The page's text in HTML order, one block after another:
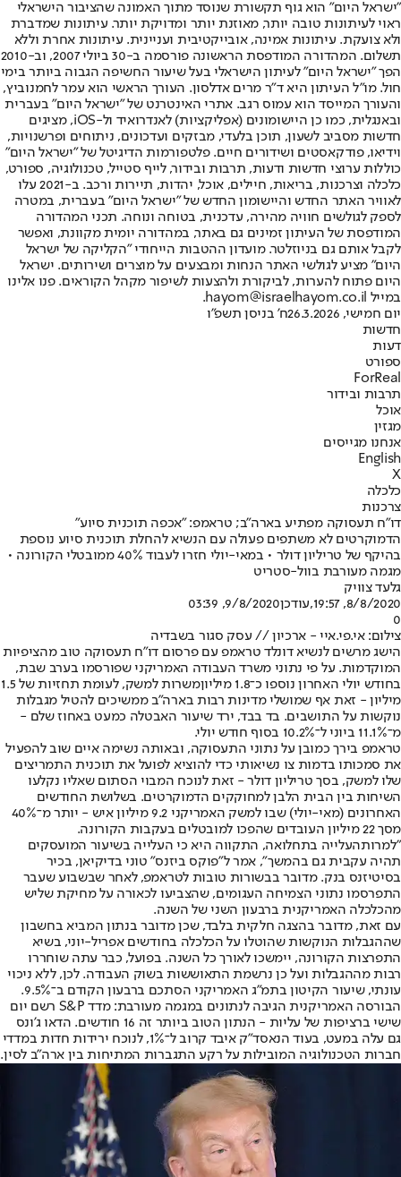
"ישראל היום" הוא גוף תקשורת שנוסד מתוך האמונה שהציבור הישראלי
ראוי לעיתונות טובה יותר, מאוזנת יותר ומדויקת יותר. עיתונות שמדברת
ולא צועקת. עיתונות אמינה, אובייקטיבית ועניינית. עיתונות אחרת וללא
תשלום. המהדורה המודפסת הראשונה פורסמה ב-30 ביולי 2007, וב-2010
הפך "ישראל היום" לעיתון הישראלי בעל שיעור החשיפה הגבוה ביותר בימי
חול. מו"ל העיתון היא ד"ר מרים אדלסון. העורך הראשי הוא עמר לחמנוביץ,
והעורך המייסד הוא עמוס רגב. אתרי האינטרנט של "ישראל היום" בעברית
ובאנגלית, כמו כן היישומונים (אפליקציות) לאנדרואיד ול-iOS, מציגים
חדשות מסביב לשעון, תוכן בלעדי, מבזקים ועדכונים, ניתוחים ופרשנויות,
וידיאו, פודקאסטים ושידורים חיים. פלטפורמות הדיגיטל של "ישראל היום"
כוללות ערוצי חדשות ודעות, תרבות ובידור, לייף סטייל, טכנולוגיה, ספורט,
כלכלה וצרכנות, בריאות, חיילים, אוכל, יהדות, תיירות ורכב. ב-2021 עלו
לאוויר האתר החדש והיישומון החדש של "ישראל היום" בעברית, במטרה
לספק לגולשים חוויה מהירה, עדכנית, בטוחה ונוחה. תכני המהדורה
המודפסת של העיתון זמינים גם באתר, במהדורה יומית מקוונת, ואפשר
לקבל אותם גם בניוזלטר. מועדון ההטבות הייחודי "הקליקה של ישראל
היום" מציע לגולשי האתר הנחות ומבצעים על מוצרים ושירותים. ישראל
היום פתוח להערות, לביקורת ולהצעות לשיפור מקהל הקוראים. פנו אלינו
במייל hayom@israelhayom.co.il.
יום חמישי, 26.3.2026
ח' בניסן תשפ"ו
חדשות
דעות
ספורט
ForReal
תרבות ובידור
אוכל
מגזין
אנחנו מגייסים
English
X
כלכלה
צרכנות
דו"ח תעסוקה מפתיע בארה"ב; טראמפ: "אכפה תוכנית סיוע"
הדמוקרטים לא משתפים פעולה עם הנשיא להחלת תוכנית סיוע נוספת
בהיקף של טריליון דולר • במאי-יולי חזרו לעבוד 40% ממובטלי הקורונה •
מגמה מעורבת בוול-סטריט
גלעד צוויק
8/8/2020, 19:57
,עודכן9/8/2020, 03:39
0
צילום: אי.פי.איי - ארכיון // עסק סגור בשבדיה
הישג מרשים לנשיא דונלד טראמפ עם פרסום דו"ח תעסוקה טוב מהציפיות
המוקדמות. על פי נתוני משרד העבודה האמריקני שפורסמו בערב שבת,
בחודש יולי האחרון נוספו כ־1.8 מיליון
משרות למשק
, לעומת תחזיות של 1.5
מיליון - זאת אף שמושלי מדינות רבות בארה"ב ממשיכים להטיל מגבלות
נוקשות על התושבים. בד בבד, ירד שיעור האבטלה כמעט באחוז שלם -
מ־11.1% ביוני ל־10.2% בסוף חודש יולי.
טראמפ בירך כמובן על נתוני התעסוקה, ובאותה נשימה איים שוב להפעיל
את סמכותו בדמות צו נשיאותי כדי להוציא לפועל את תוכנית התמריצים
שלו למשק, בסך טריליון דולר - זאת לנוכח המבוי הסתום שאליו נקלעו
השיחות בין הבית הלבן למחוקקים הדמוקרטים. בשלושת החודשים
האחרונים (מאי-יולי) שבו למשק האמריקני 9.2 מיליון איש - יותר מ־40%
מסך 22 מיליון העובדים שהפכו למובטלים בעקבות הקורונה.
"למרותהעלייה בתחלואה, התקווה היא כי העלייה בשיעור המועסקים
תהיה עקבית גם בהמשך", אמר ל"פוקס ביזנס" טוני בדיקיאן, בכיר
בסיטיזנס בנק. מדובר בבשורות טובות לטראמפ, לאחר שבשבוע שעבר
התפרסמו נתוני הצמיחה העגומים, שהצביעו לכאורה על מחיקת שליש
מהכלכלה האמריקנית ברבעון השני של השנה.
עם זאת, מדובר בהצגה חלקית בלבד, שכן מדובר בנתון המביא בחשבון
שההגבלות הנוקשות שהוטלו על הכלכלה בחודשים אפריל-יוני, בשיא
התפרצות הקורונה, יימשכו לאורך כל השנה. בפועל, כבר עתה שוחררו
רבות מההגבלות ועל כן נרשמת התאוששות בשוק העבודה. לכן, ללא ניכוי
עונתי, שיעור הקיטון בתמ"ג האמריקני הסתכם ברבעון הקודם ב־9.5%.
הבורסה האמריקנית הגיבה לנתונים במגמה מעורבת: מדד S&P רשם יום
שישי ברציפות של עליות - הנתון הטוב ביותר זה 16 חודשים. הדאו ג'ונס
גם עלה במעט, בעוד הנאסד"ק איבד קרוב ל־1%, לנוכח ירידות חדות במדדי
חברות הטכנולוגיה המובילות על רקע התגברות המתיחות בין ארה"ב לסין.